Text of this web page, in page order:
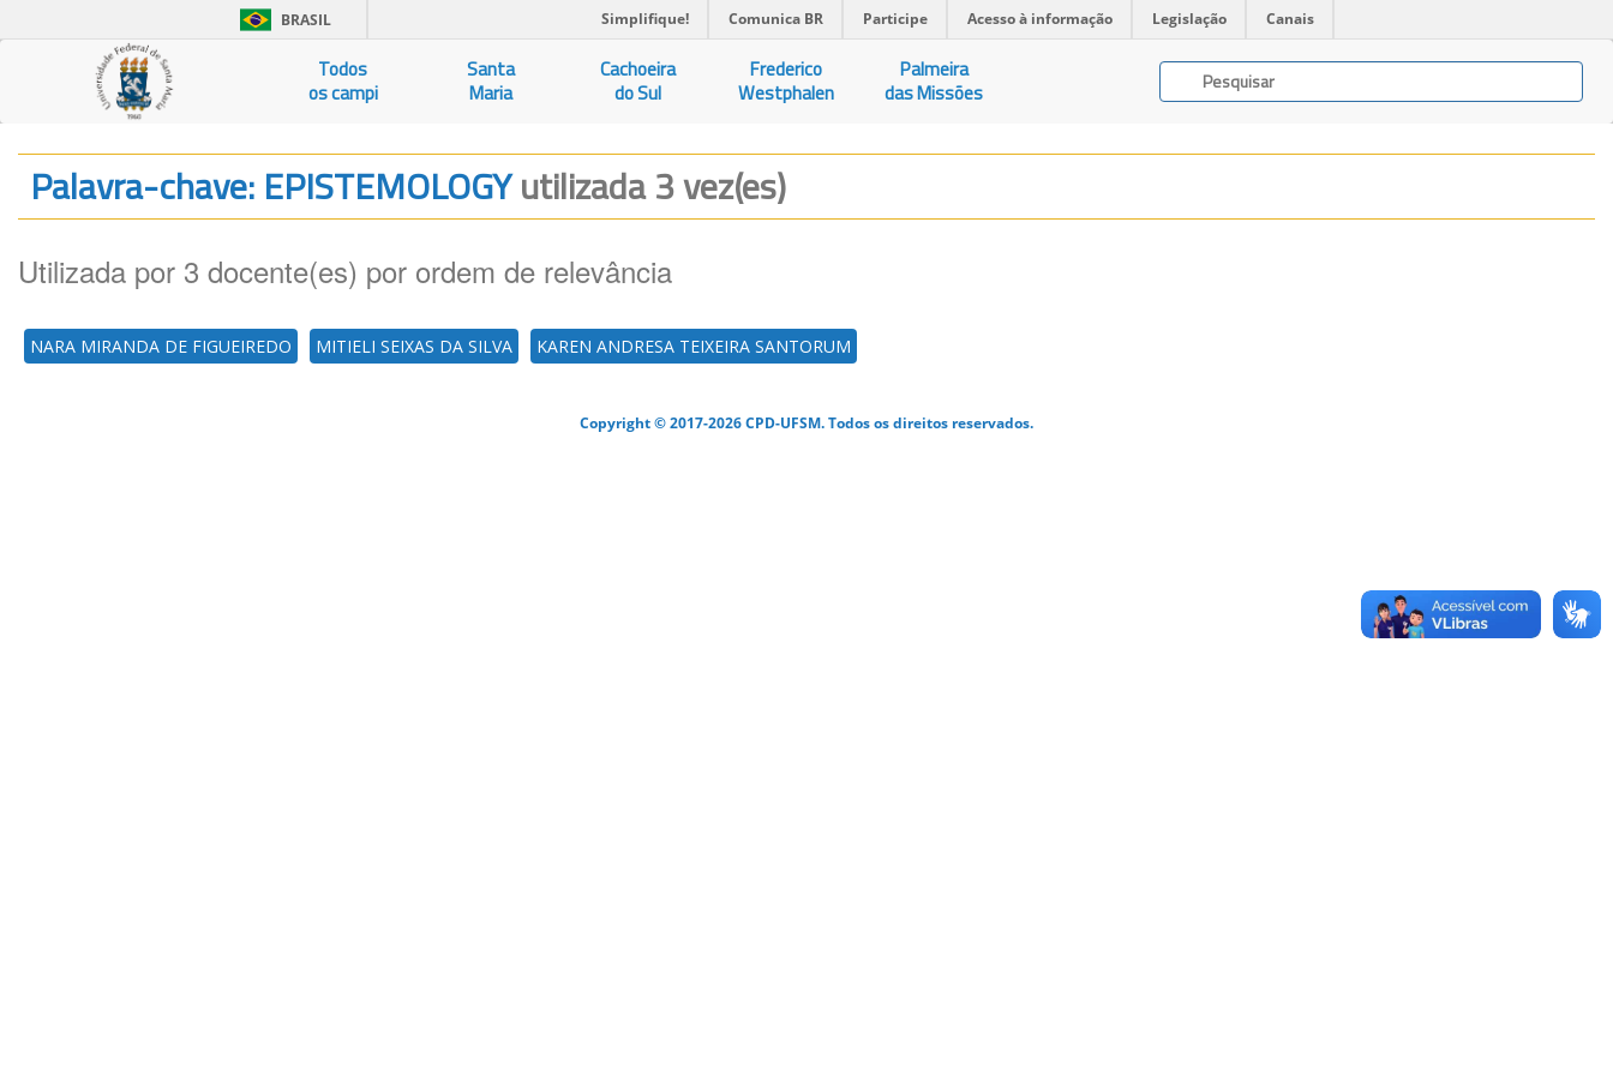
BRASIL Simplifique! Comunica BR Participe Acesso à informação Legislação Canais
Todos
os campi
Santa
Maria
Cachoeira
do Sul
Frederico
Westphalen
Palmeira
das Missões
Palavra-chave: EPISTEMOLOGYutilizada 3 vez(es)
Utilizada por 3 docente(es) por ordem de relevância
NARA MIRANDA DE FIGUEIREDO MITIELI SEIXAS DA SILVA KAREN ANDRESA TEIXEIRA SANTORUM
Copyright © 2017-2026 CPD-UFSM. Todos os direitos reservados.